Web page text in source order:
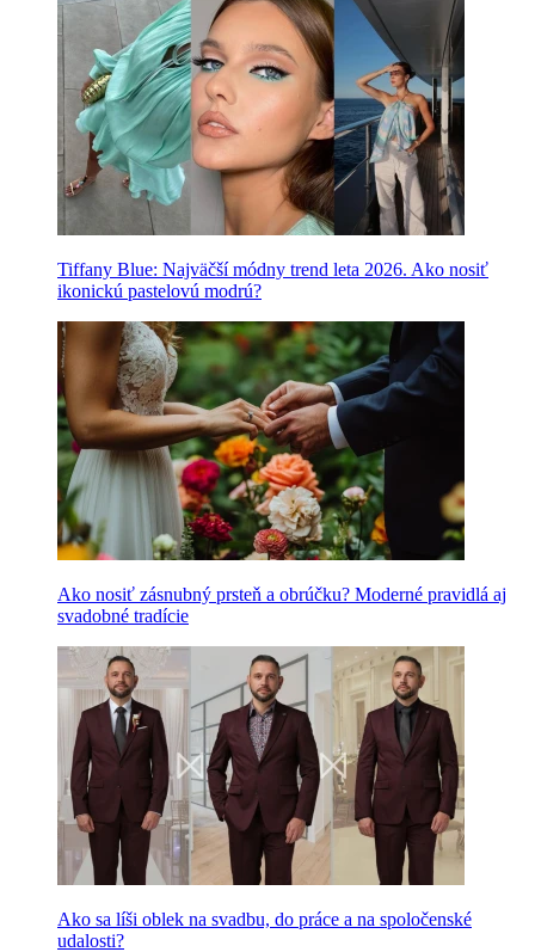
Tiffany Blue: Najväčší módny trend leta 2026. Ako nosiť
ikonickú pastelovú modrú?
Ako nosiť zásnubný prsteň a obrúčku? Moderné pravidlá aj
svadobné tradície
Ako sa líši oblek na svadbu, do práce a na spoločenské
udalosti?